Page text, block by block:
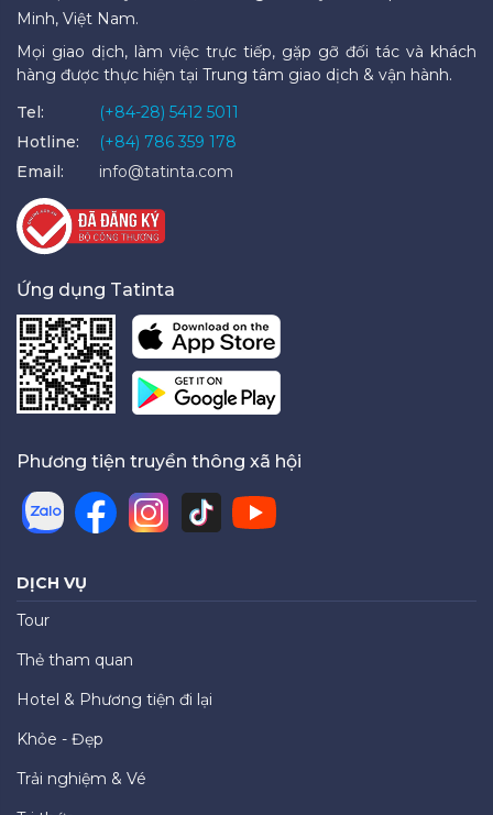
Minh, Việt Nam.
Mọi giao dịch, làm việc trực tiếp, gặp gỡ đối tác và khách
hàng được thực hiện tại Trung tâm giao dịch & vận hành.
Tel:
(+84-28) 5412 5011
Hotline:
(+84) 786 359 178
Email:
info@tatinta.com
Ứng dụng Tatinta
Phương tiện truyền thông xã hội
DỊCH VỤ
Tour
Thẻ tham quan
Hotel & Phương tiện đi lại
Khỏe - Đẹp
Trải nghiệm & Vé